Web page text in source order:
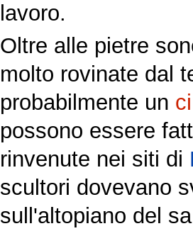
lavoro.
Oltre alle pietre
molto rovinate dal
probabilmente un
possono essere
rinvenute nei siti di
scultori dovevano
sull'altopiano del